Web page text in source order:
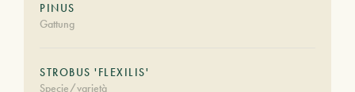
PINUS
Gattung
STROBUS 'FLEXILIS'
Specie/varietà